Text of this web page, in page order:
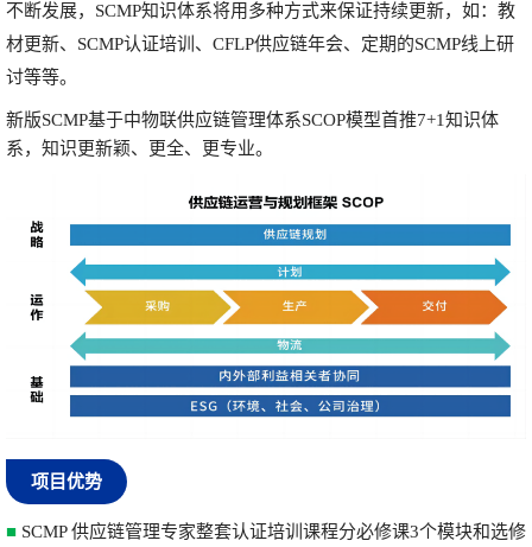
不断发展，SCMP知识体系将用多种方式来保证持续更新，如：教
材更新、SCMP认证培训、CFLP供应链年会、定期的SCMP线上研
讨等等。
新版SCMP基于中物联供应链管理体系SCOP模型首推7+1知识体
系，知识更新颖、更全、更专业。
项目优势
■ SCMP 供应链管理专家整套认证培训课程分必修课3个模块和选修